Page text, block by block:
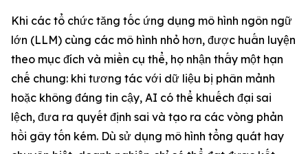
Khi các tổ chức tăng tốc ứng dụng mô hình ngôn ngữ
lớn (LLM) cùng các mô hình nhỏ hơn, được huấn luyện
theo mục đích và miền cụ thể, họ nhận thấy một hạn
chế chung: khi tương tác với dữ liệu bị phân mảnh
hoặc không đáng tin cậy, AI có thể khuếch đại sai
lệch, đưa ra quyết định sai và tạo ra các vòng phản
hồi gây tốn kém. Dù sử dụng mô hình tổng quát hay